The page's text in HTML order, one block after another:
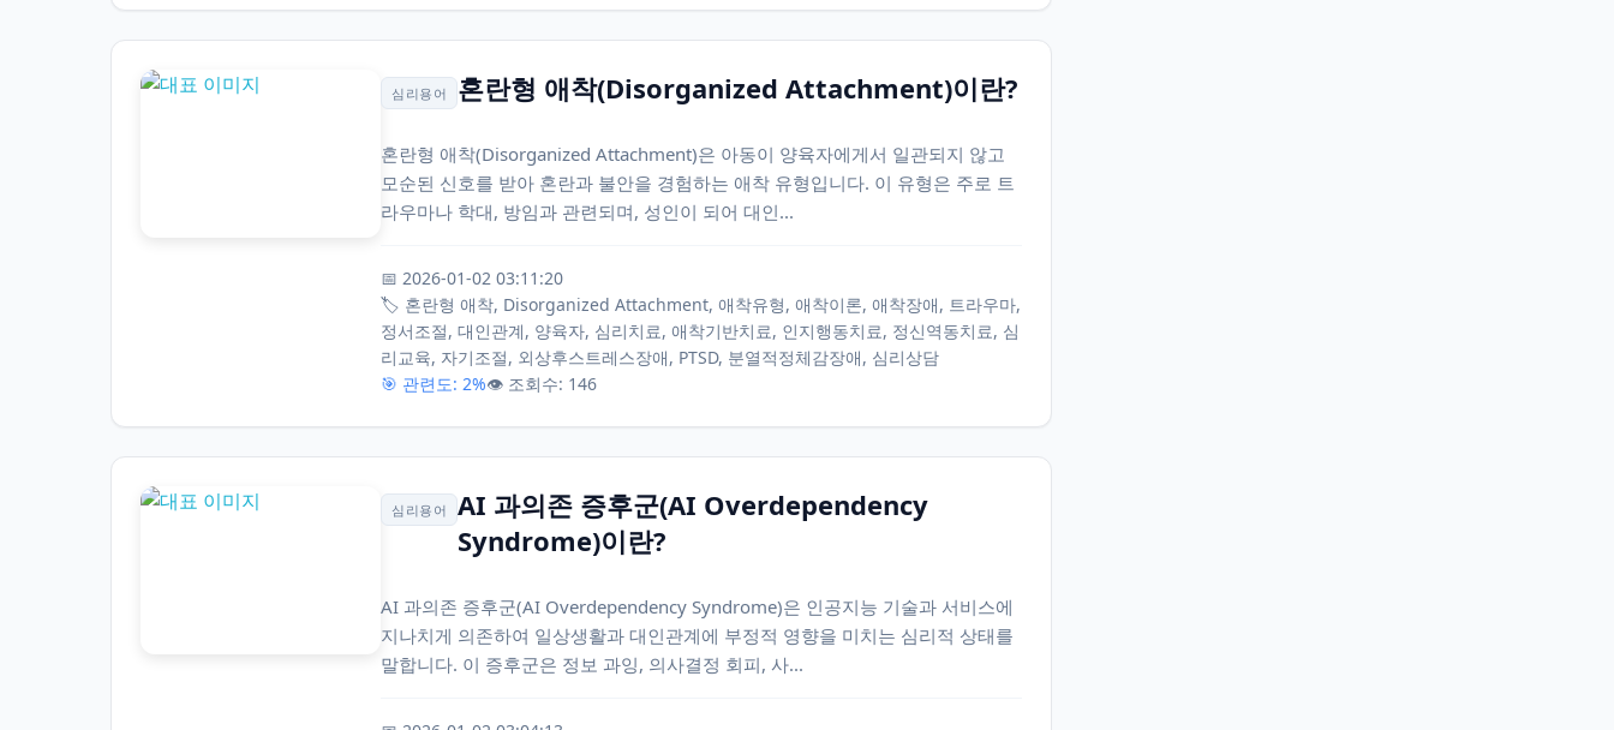
심리용어 혼란형 애착(Disorganized Attachment)이란?
혼란형 애착(Disorganized Attachment)은 아동이 양육자에게서 일관되지 않고
모순된 신호를 받아 혼란과 불안을 경험하는 애착 유형입니다. 이 유형은 주로 트
라우마나 학대, 방임과 관련되며, 성인이 되어 대인...
📅 2026-01-02 03:11:20
🏷️ 혼란형 애착, Disorganized Attachment, 애착유형, 애착이론, 애착장애, 트라우마,
정서조절, 대인관계, 양육자, 심리치료, 애착기반치료, 인지행동치료, 정신역동치료, 심
리교육, 자기조절, 외상후스트레스장애, PTSD, 분열적정체감장애, 심리상담
🎯 관련도: 2%👁️ 조회수: 146
심리용어
AI 과의존 증후군(AI Overdependency
Syndrome)이란?
AI 과의존 증후군(AI Overdependency Syndrome)은 인공지능 기술과 서비스에
지나치게 의존하여 일상생활과 대인관계에 부정적 영향을 미치는 심리적 상태를
말합니다. 이 증후군은 정보 과잉, 의사결정 회피, 사...